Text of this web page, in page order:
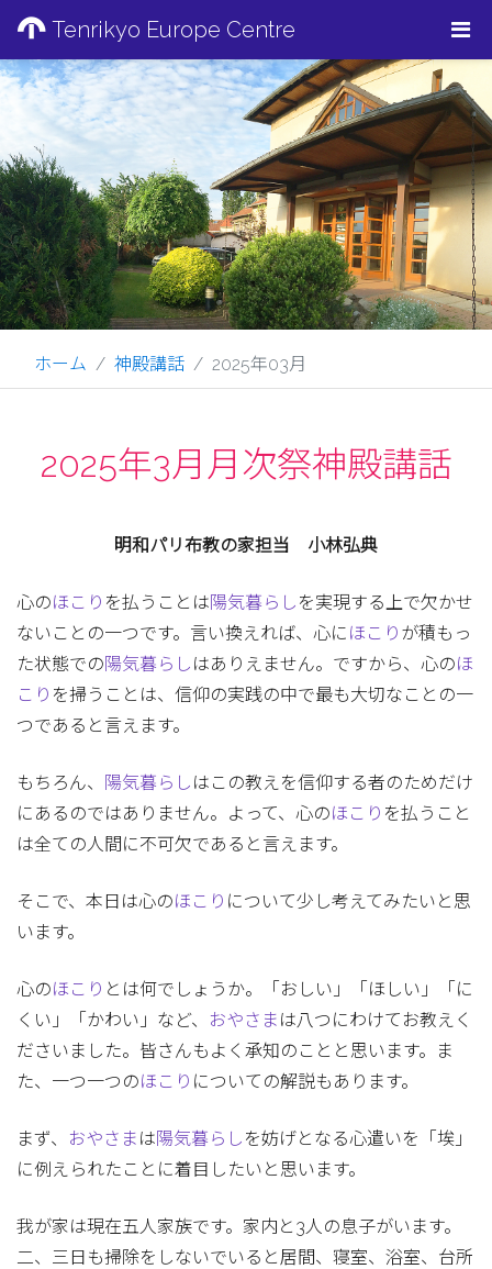
Tenrikyo Europe Centre
ホーム 神殿講話 2025年03月
2025年3月月次祭神殿講話
明和パリ布教の家担当 小林弘典
心のほこり を払うことは陽気暮らし を実現する上で欠かせ
ないことの一つです。言い換えれば、心に ほこり が積もっ
た状態での陽気暮らし はありえません。ですから、心のほ
こり を掃うことは、信仰の実践の中で最も大切なことの一
つであると言えます。
もちろん、 陽気暮らし はこの教えを信仰する者のためだけ
にあるのではありません。よって、心のほこり を払うこと
は全ての人間に不可欠であると言えます。
そこで、本日は心のほこり について少し考えてみたいと思
います。
心のほこり とは何でしょうか。「おしい」「ほしい」「に
くい」「かわい」など、
おやさま は八つにわけてお教えく
ださいました。皆さんもよく承知のことと思います。ま
た、一つ一つのほこり についての解説もあります。
まず、 おやさま は陽気暮らし を妨げとなる心遣いを「埃」
に例えられたことに着目したいと思います。
我が家は現在五人家族です。家内と3人の息子がいます。
二、三日も掃除をしないでいると居間、寝室、浴室、台所